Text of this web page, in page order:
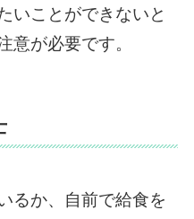
いことができないと
意が必要です。
るか、自前で給食を